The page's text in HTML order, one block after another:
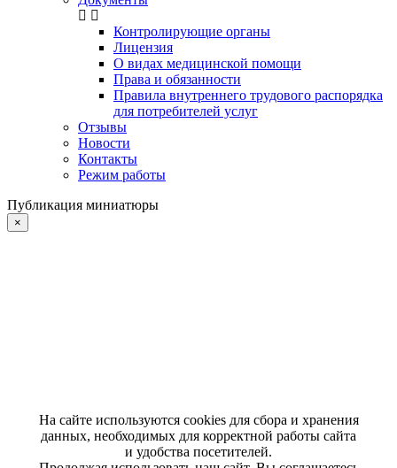
Контролирующие органы
Лицензия
О видах медицинской помощи
Права и обязанности
Правила внутреннего трудового распорядка
для потребителей услуг
Отзывы
Новости
Контакты
Режим работы
Публикация миниатюры
×
На сайте используются cookies для сбора и хранения
данных, необходимых для корректной работы сайта
и удобства посетителей.